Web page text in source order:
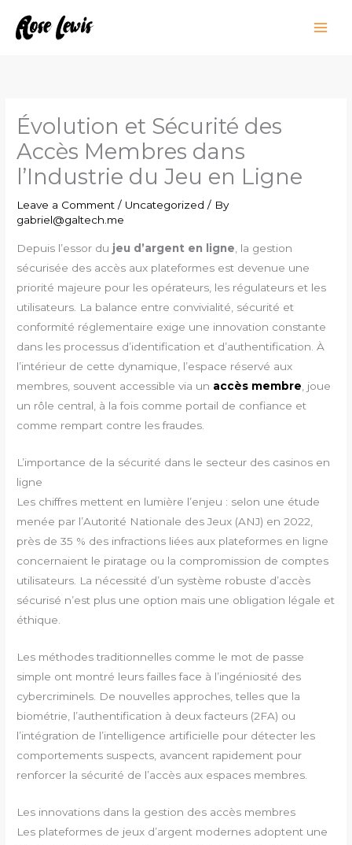
Évolution et Sécurité des
Accès Membres dans
l’Industrie du Jeu en Ligne
Leave a Comment / Uncategorized / By
gabriel@galtech.me
Depuis l’essor du jeu d’argent en ligne , la gestion
sécurisée des accès aux plateformes est devenue une
priorité majeure pour les opérateurs, les régulateurs et les
utilisateurs. La balance entre convivialité, sécurité et
conformité réglementaire exige une innovation constante
dans les processus d’identification et d’authentification. À
l’intérieur de cette dynamique, l’espace réservé aux
membres, souvent accessible via un accès membre , joue
un rôle central, à la fois comme portail de confiance et
comme rempart contre les fraudes.
L’importance de la sécurité dans le secteur des casinos en
ligne
Les chiffres mettent en lumière l’enjeu : selon une étude
menée par l’Autorité Nationale des Jeux (ANJ) en 2022,
près de 35 % des infractions liées aux plateformes en ligne
concernaient le piratage ou la compromission de comptes
utilisateurs. La nécessité d’un système robuste d’accès
sécurisé n’est plus une option mais une obligation légale et
éthique.
Les méthodes traditionnelles comme le mot de passe
simple ont montré leurs failles face à l’ingéniosité des
cybercriminels. De nouvelles approches, telles que la
biométrie, l’authentification à deux facteurs (2FA) ou
l’intégration de l’intelligence artificielle pour détecter les
comportements suspects, avancent rapidement pour
renforcer la sécurité de l’accès aux espaces membres.
Les innovations dans la gestion des accès membres
Les plateformes de jeux d’argent modernes adoptent une